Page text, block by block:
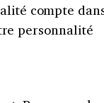
compte
personnalité